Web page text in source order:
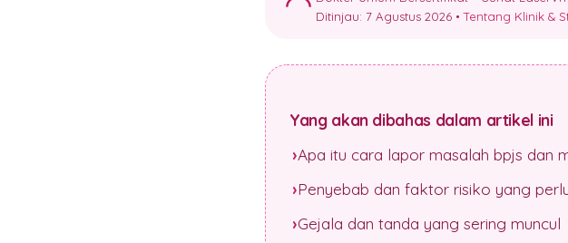
Ditinjau: 7 Agustus 2026 •Tentang Klinik &
Yang akan dibahas dalam artikel ini
Apa itu cara lapor masalah bpjs dan
Penyebab dan faktor risiko yang
Gejala dan tanda yang sering muncul